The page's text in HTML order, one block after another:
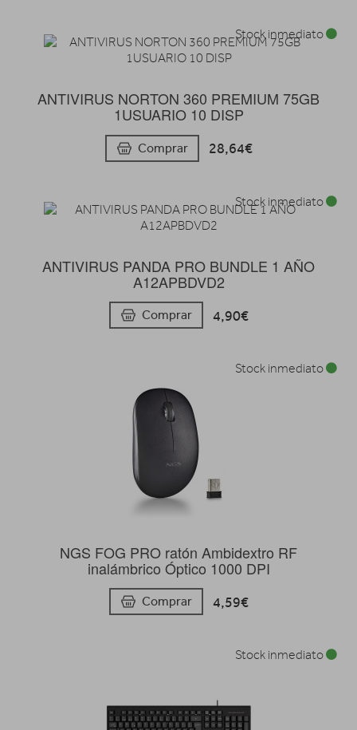
ANTIVIRUS NORTON 360 PREMIUM 75GB
1USUARIO 10 DISP
Comprar 28,64€
Stock inmediato
ANTIVIRUS PANDA PRO BUNDLE 1 AÑO
A12APBDVD2
Comprar 4,90€
Stock inmediato
NGS FOG PRO ratón Ambidextro RF
inalámbrico Óptico 1000 DPI
Comprar 4,59€
Stock inmediato
Stock inmediato